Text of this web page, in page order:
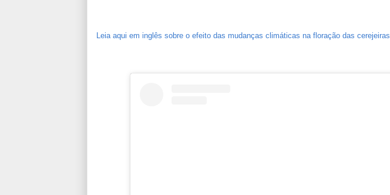
Leia aqui em inglês sobre o efeito das mudanças climáticas na floração das cerejeiras